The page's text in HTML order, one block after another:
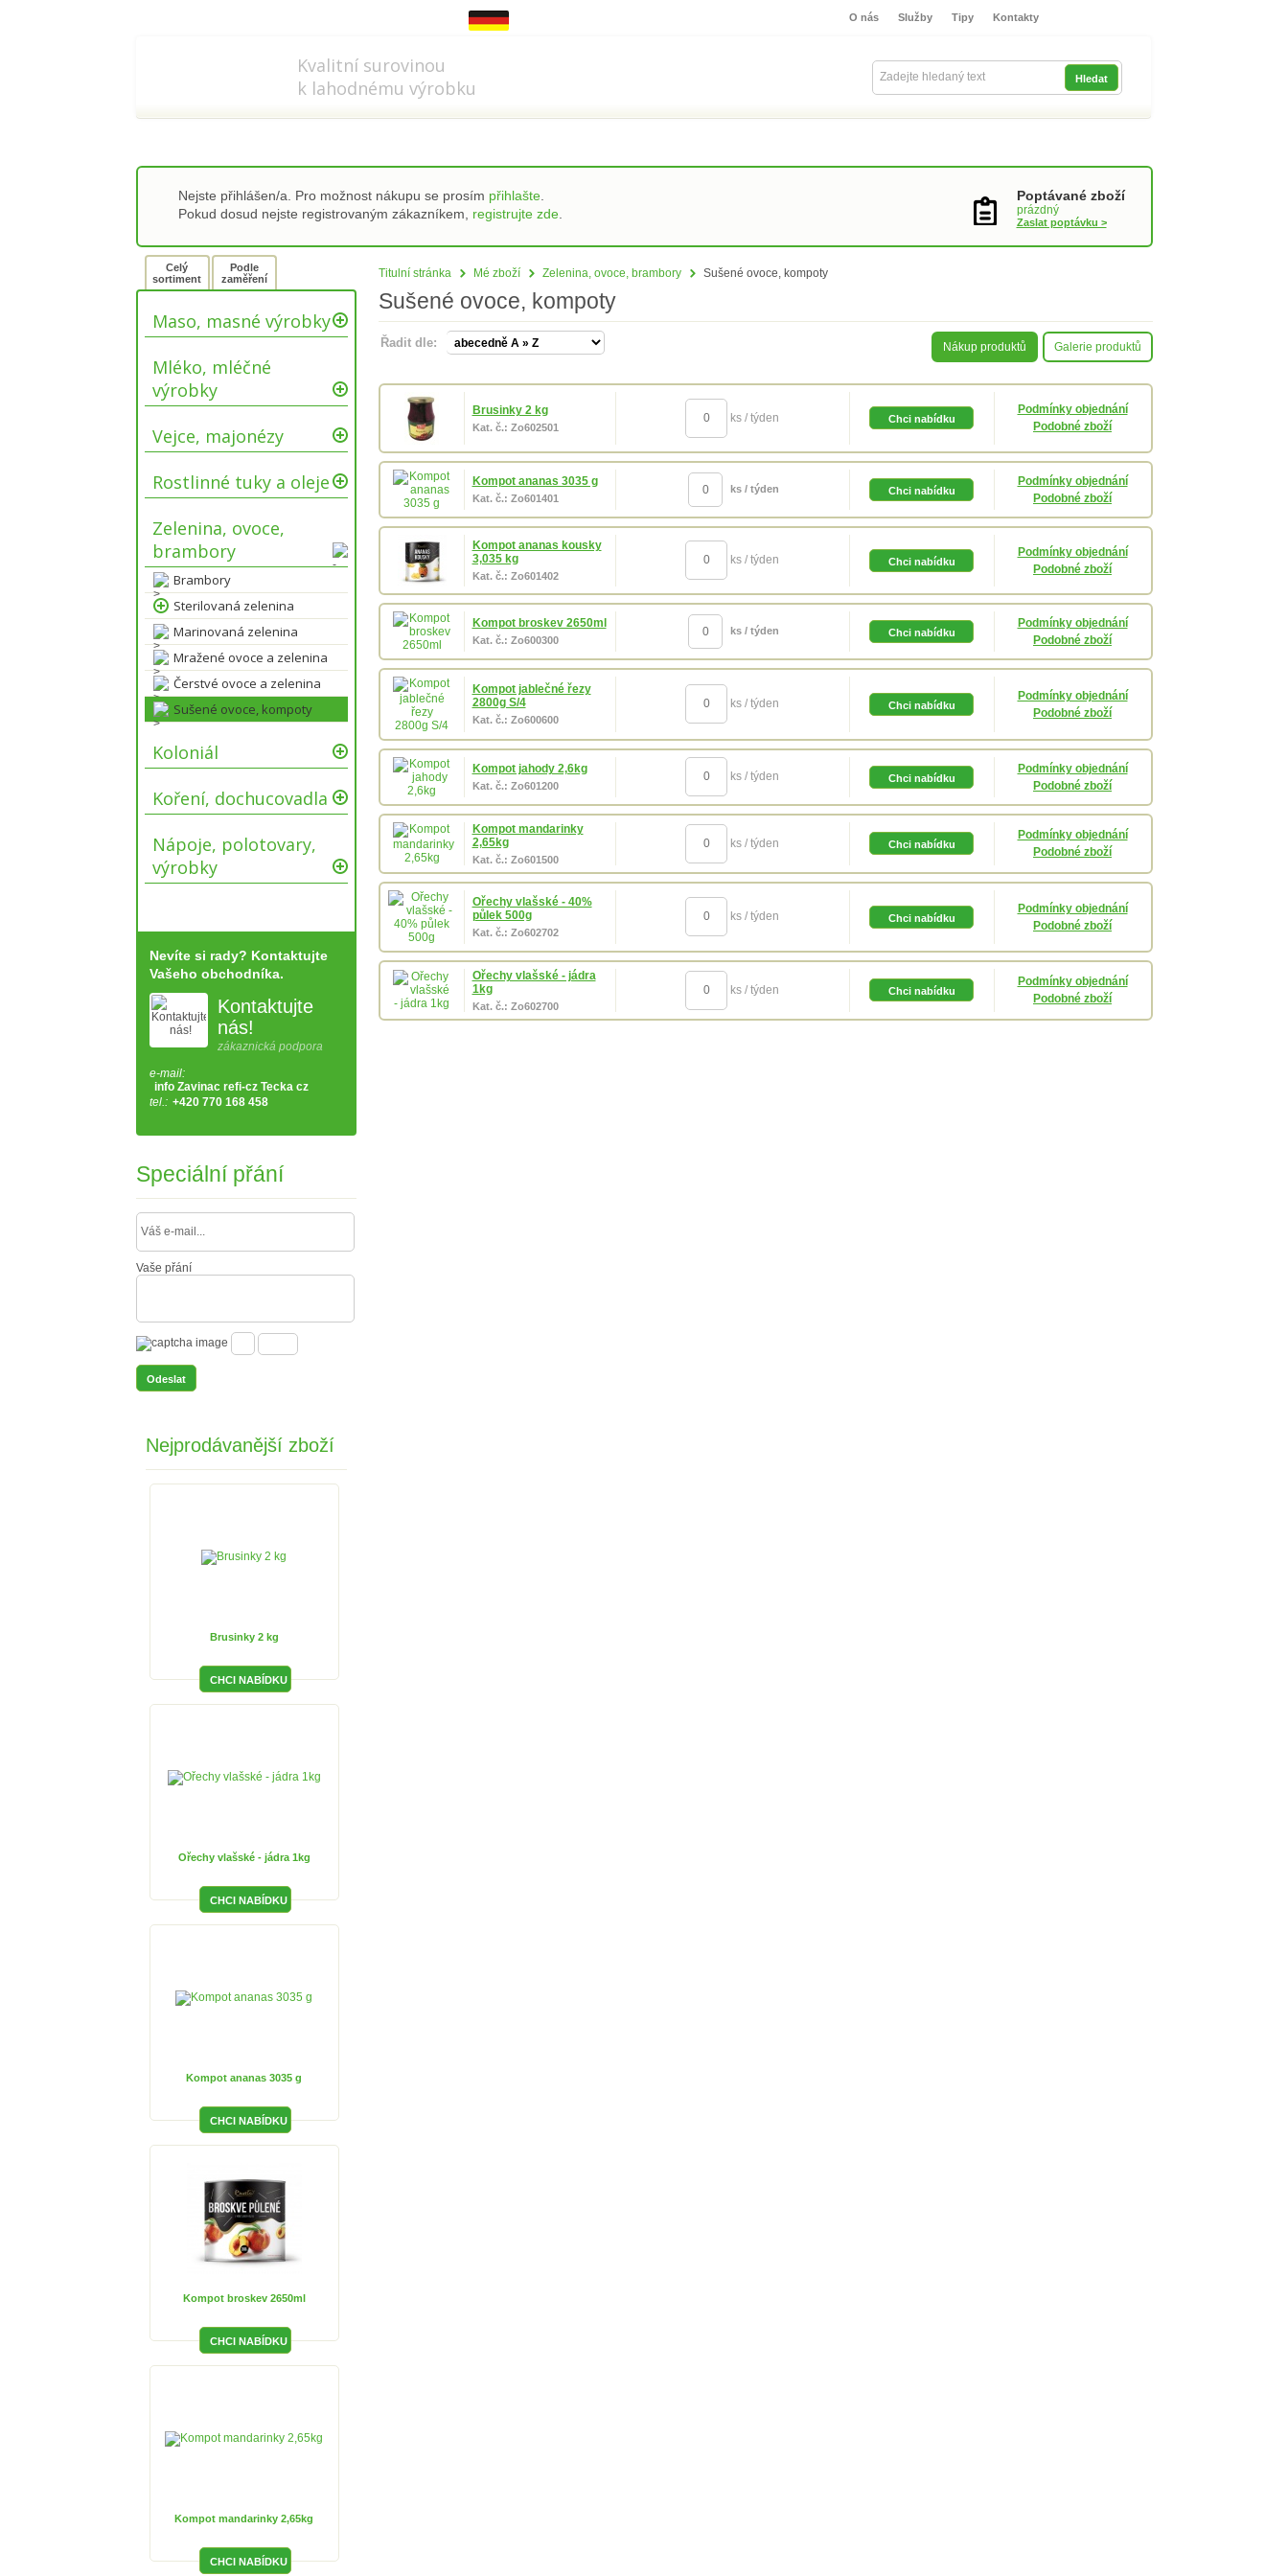
Kvalitní surovinou
k lahodnému výrobku
Nejste přihlášen/a. Pro možnost nákupu se prosím přihlašte.
Pokud dosud nejste registrovaným zákazníkem, registrujte zde.
Poptávané zboží
prázdný
Zaslat poptávku >
Titulní stránka Mé zboží Zelenina, ovoce, brambory Sušené ovoce, kompoty
Sušené ovoce, kompoty
Řadit dle: Galerie produktů
Nákup produktů
Brusinky 2 kg
Kat. č.: Zo602501
ks / týden
Podmínky objednání
Podobné zboží
Kompot ananas 3035 g
Kat. č.: Zo601401
ks / týden
Podmínky objednání
Podobné zboží
Kompot ananas kousky
3,035 kg
Kat. č.: Zo601402
ks / týden
Podmínky objednání
Podobné zboží
Kompot broskev 2650ml
Kat. č.: Zo600300
ks / týden
Podmínky objednání
Podobné zboží
Kompot jablečné řezy
2800g S/4
Kat. č.: Zo600600
ks / týden
Podmínky objednání
Podobné zboží
Kompot jahody 2,6kg
Kat. č.: Zo601200
ks / týden
Podmínky objednání
Podobné zboží
Kompot mandarinky
2,65kg
Kat. č.: Zo601500
ks / týden
Podmínky objednání
Podobné zboží
Ořechy vlašské - 40%
půlek 500g
Kat. č.: Zo602702
ks / týden
Podmínky objednání
Podobné zboží
Ořechy vlašské - jádra
1kg
Kat. č.: Zo602700
ks / týden
Podmínky objednání
Podobné zboží
Celý
sortiment
Podle
zaměření
Maso, masné výrobky
Mléko, mléčné
výrobky
Vejce, majonézy
Rostlinné tuky a oleje
Zelenina, ovoce,
brambory
Brambory
Sterilovaná zelenina
Marinovaná zelenina
Mražené ovoce a zelenina
Čerstvé ovoce a zelenina
Sušené ovoce, kompoty
Koloniál
Koření, dochucovadla
Nápoje, polotovary,
výrobky
Nevíte si rady? Kontaktujte
Vašeho obchodníka.
Kontaktujte
nás!
zákaznická podpora
e-mail:
info Zavinac refi-cz Tecka cz
tel.: +420 770 168 458
Speciální přání
Vaše přání
Nejprodávanější zboží
Brusinky 2 kg
Ořechy vlašské - jádra 1kg
Kompot ananas 3035 g
Kompot broskev 2650ml
Kompot mandarinky 2,65kg
O nás Služby Tipy Kontakty